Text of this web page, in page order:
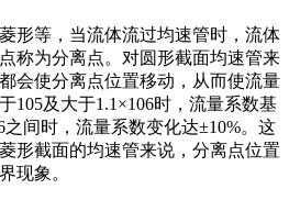
形等，当流体流过均速管时，流体
称为分离点。对圆形截面均速管来
会使分离点位置移动，从而使流量
105及大于1.1×106时，流量系数基
之间时，流量系数变化达±10%。这
形截面的均速管来说，分离点位置
现象。